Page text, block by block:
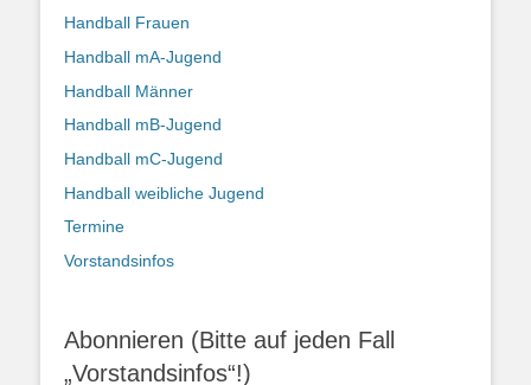
Handball Frauen
Handball mA-Jugend
Handball Männer
Handball mB-Jugend
Handball mC-Jugend
Handball weibliche Jugend
Termine
Vorstandsinfos
Abonnieren (Bitte auf jeden Fall
„Vorstandsinfos“!)